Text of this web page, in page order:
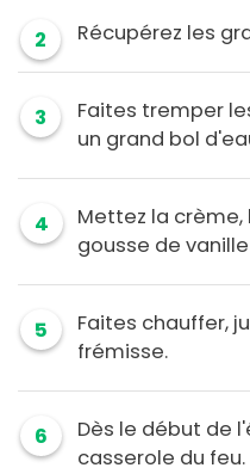
2 Récupérez les
3
Faites tremper
un grand bol
4
Mettez la crème,
gousse de
5
Faites chauffer,
frémisse.
6
Dès le début de
casserole du feu.